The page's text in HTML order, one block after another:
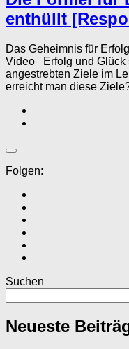
enthüllt
Das Geheimnis für
Video Erfolg und Glück
angestrebten Ziele im
erreicht man diese
Folgen:
Suchen
Neueste